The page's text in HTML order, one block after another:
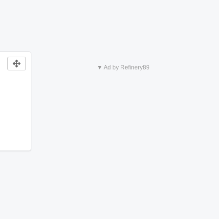
▼ Ad by Refinery89